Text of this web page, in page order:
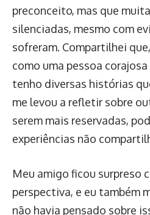
preconceito, mas que
silenciadas, mesmo com
sofreram. Compartilhei
como uma pessoa
tenho diversas histórias
me levou a refletir sobre
serem mais reservadas,
experiências não
Meu amigo ficou surpreso
perspectiva, e eu também
não havia pensado sobre